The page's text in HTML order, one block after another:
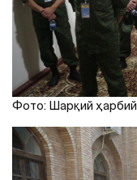
Фото: Шарқий ҳарбий